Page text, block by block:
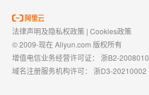
法律声明及隐私权政策 | Cookies政策
© 2009-现在 Aliyun.com 版权所有
增值电信业务经营许可证： 浙B2-
域名注册服务机构许可： 浙D3-20210002